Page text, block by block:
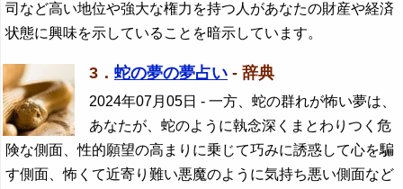
司など高い地位や強大な権力を持つ人があなたの財産や経済
状態に興味を示していることを暗示しています。
3． 蛇の夢の夢占い - 辞典
2024年07月05日 - 一方、蛇の群れが怖い夢は、
あなたが、蛇のように執念深くまとわりつく危
険な側面、性的願望の高まりに乗じて巧みに誘惑して心を騙
す側面、怖くて近寄り難い悪魔のように気持ち悪い側面など